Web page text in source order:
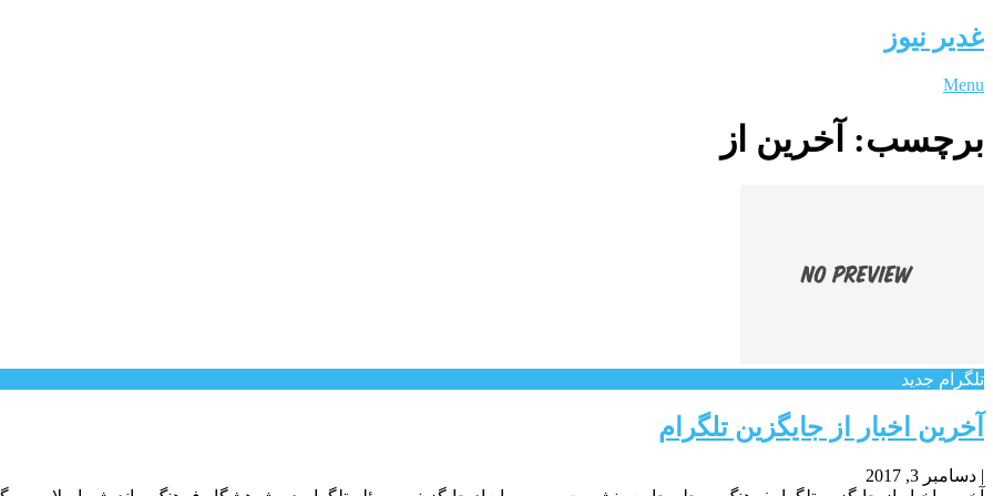
غدیر نیوز
Menu
برچسب: آخرین از
تلگرام جدید
آخرین اخبار از جایگزین تلگرام
| دسامبر 3, 2017